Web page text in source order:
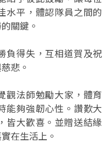
水平，體認隊員之間的
關鍵。
負得失，互相道賀及祝
悲。
觀法師勉勵大家，體育
能夠強韌心性。讚歎大
皆大歡喜。並贈送結緣
在生活上。